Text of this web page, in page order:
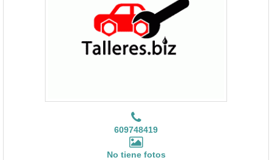
609748419
No tiene fotos